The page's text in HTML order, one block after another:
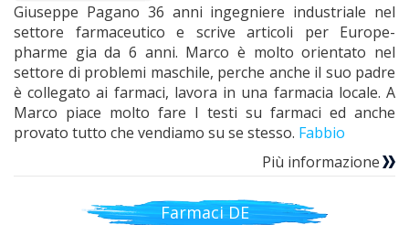
Giuseppe Pagano 36 anni ingegniere industriale nel
settore farmaceutico e scrive articoli per Europe-
pharme gia da 6 anni. Marco è molto orientato nel
settore di problemi maschile, perche anche il suo padre
è collegato ai farmaci, lavora in una farmacia locale. A
Marco piace molto fare I testi su farmaci ed anche
provato tutto che vendiamo su se stesso. Fabbio
Più informazione
Farmaci DE